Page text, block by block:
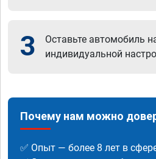
3
Оставьте автомобиль
индивидуальной
Почему нам можно
✅ Опыт — более 8 лет в